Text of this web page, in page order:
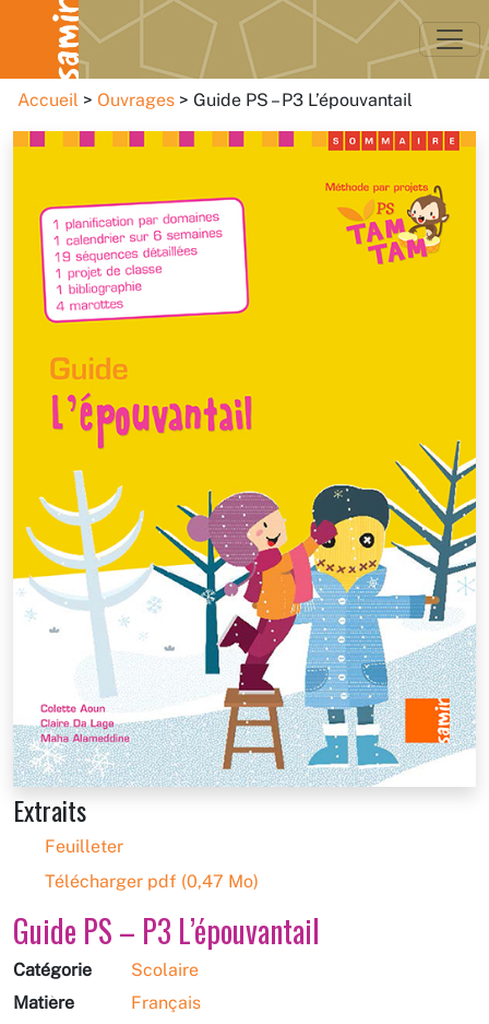
Accueil Ouvrages Guide PS – P3 L’épouvantail
Extraits
Feuilleter
Télécharger pdf (0,47 Mo)
Guide PS – P3 L’épouvantail
Catégorie
Scolaire
Matière
Français